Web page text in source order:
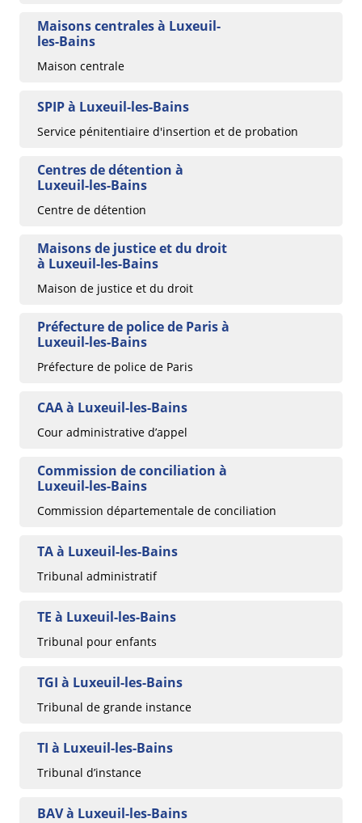
Maisons centrales à Luxeuil-
les-Bains
Maison centrale
SPIP à Luxeuil-les-Bains
Service pénitentiaire d'insertion et de probation
Centres de détention à
Luxeuil-les-Bains
Centre de détention
Maisons de justice et du droit
à Luxeuil-les-Bains
Maison de justice et du droit
Préfecture de police de Paris à
Luxeuil-les-Bains
Préfecture de police de Paris
CAA à Luxeuil-les-Bains
Cour administrative d’appel
Commission de conciliation à
Luxeuil-les-Bains
Commission départementale de conciliation
TA à Luxeuil-les-Bains
Tribunal administratif
TE à Luxeuil-les-Bains
Tribunal pour enfants
TGI à Luxeuil-les-Bains
Tribunal de grande instance
TI à Luxeuil-les-Bains
Tribunal d’instance
BAV à Luxeuil-les-Bains